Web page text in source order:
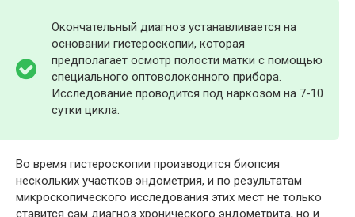
Окончательный диагноз устанавливается на
основании гистероскопии, которая
предполагает осмотр полости матки с помощью
специального оптоволоконного прибора.
Исследование проводится под наркозом на 7-10
сутки цикла.
Во время гистероскопии производится биопсия
нескольких участков эндометрия, и по результатам
микроскопического исследования этих мест не только
ставится сам диагноз хронического эндометрита, но и